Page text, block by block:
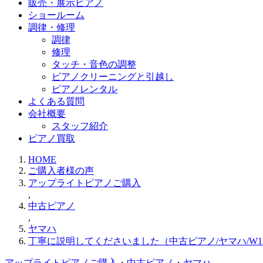
販売・展示ピアノ
ショールーム
調律・修理
調律
修理
タッチ・音色の調整
ピアノクリーニングと引越し
ピアノレンタル
よくある質問
会社概要
スタッフ紹介
ピアノ買取
HOME
ご購入者様の声
アップライトピアノご購入
,
中古ピアノ
,
ヤマハ
丁寧に説明してくださいました（中古ピアノ/ヤマハ/